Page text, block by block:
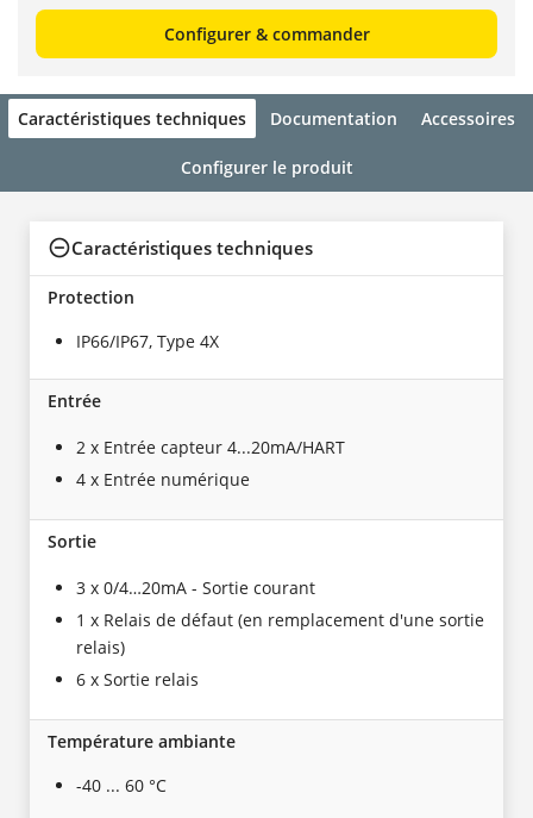
Configurer & commander
Caractéristiques techniques Documentation Accessoires
Configurer le produit
Caractéristiques techniques
Protection
IP66/IP67, Type 4X
Entrée
2 x Entrée capteur 4...20mA/HART
4 x Entrée numérique
Sortie
3 x 0/4…20mA - Sortie courant
1 x Relais de défaut (en remplacement d'une sortie
relais)
6 x Sortie relais
Température ambiante
-40 ... 60 °C